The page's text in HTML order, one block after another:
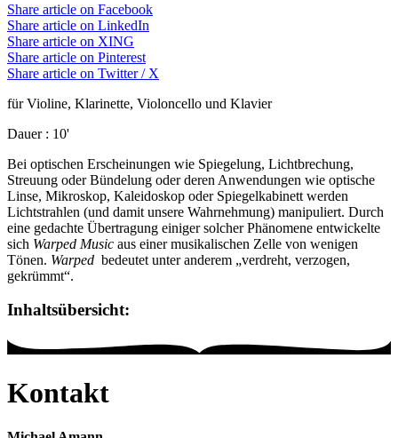
Share article on Facebook
Share article on LinkedIn
Share article on XING
Share article on Pinterest
Share article on Twitter / X
für Violine, Klarinette, Violoncello und Klavier
Dauer : 10'
Bei optischen Erscheinungen wie Spiegelung, Lichtbrechung,
Streuung oder Bündelung oder deren Anwendungen wie optische
Linse, Mikroskop, Kaleidoskop oder Spiegelkabinett werden
Lichtstrahlen (und damit unsere Wahrnehmung) manipuliert. Durch
eine gedachte Übertragung einiger solcher Phänomene entwickelte
sich Warped Music aus einer musikalischen Zelle von wenigen
Tönen. Warped bedeutet unter anderem „verdreht, verzogen,
gekrümmt“.
Inhaltsübersicht:
Kontakt